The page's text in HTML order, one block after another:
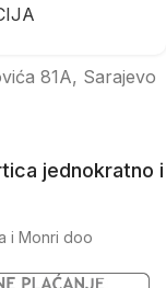
81A, Sarajevo
jednokratno i
i Monri doo